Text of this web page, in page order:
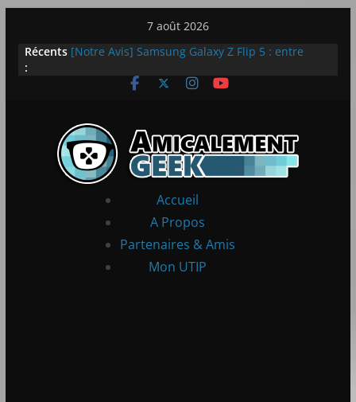
contenu
7 août 2026
Récents
:
[Notre Avis] Samsung Galaxy Z Flip 5 : entre
[PS5] New World Aeternum [Notre Avis]
LEGO dévoile la LEGO Technic McLaren P1
Accueil
A Propos
Partenaires & Amis
Mon UTIP